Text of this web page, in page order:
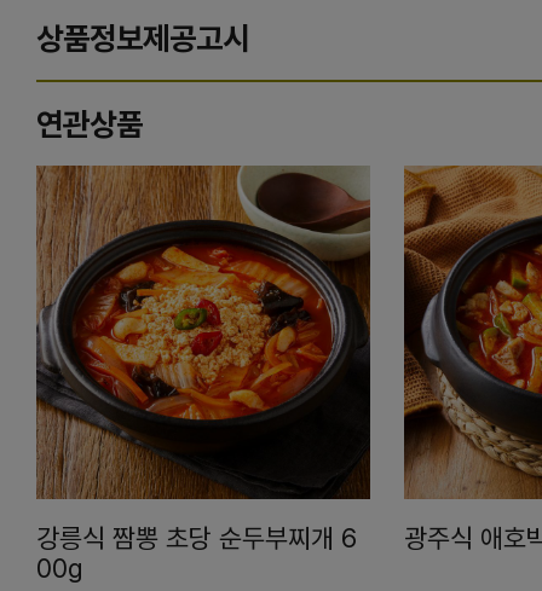
상품정보제공고시
연관상품
강릉식 짬뽕 초당 순두부찌개 6
00g
광주식 애호